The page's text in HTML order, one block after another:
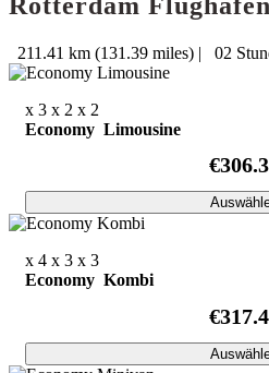
211.41 km (131.39 miles) | 02
x 3 x 2 x 2
Economy Limousine
x 4 x 3 x 3
Economy Kombi